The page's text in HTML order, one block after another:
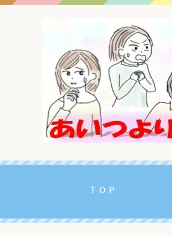
ＴＯＰ